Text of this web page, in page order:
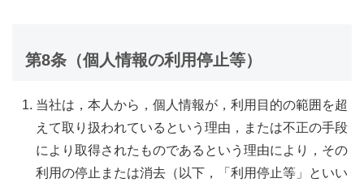
第8条（個人情報の利用停止等）
当社は，本人から，個人情報が，利用目的の範囲を超
えて取り扱われているという理由，または不正の手段
により取得されたものであるという理由により，その
利用の停止または消去（以下，「利用停止等」といい